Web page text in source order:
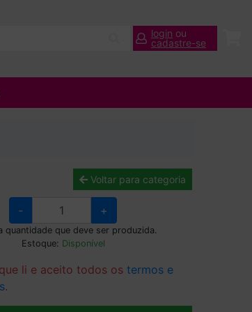
login ou
cadastre-se
Voltar para categoria
- +
quantidade que deve ser produzida.
Estoque: Disponível
li e aceito todos ostermos e
.